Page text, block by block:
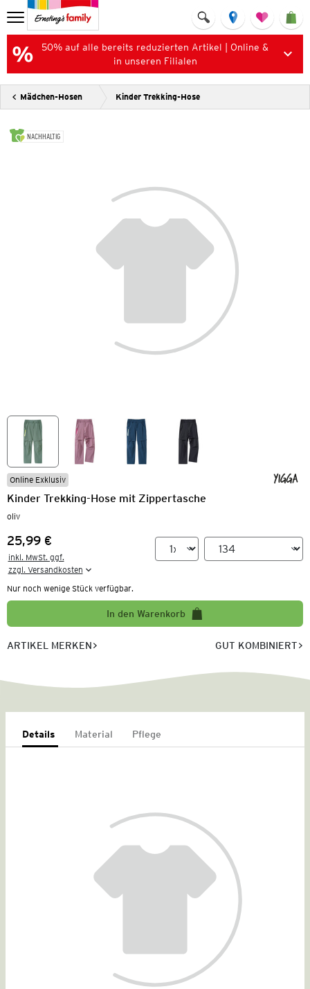
50% auf alle bereits reduzierten Artikel | Online &
in unseren Filialen
Mädchen-Hosen Kinder Trekking-Hose
NACHHALTIG
Online Exklusiv
Kinder Trekking-Hose mit Zippertasche
oliv
Preis:
25,99 €
inkl. MwSt. ggf.
zzgl. Versandkosten
Nur noch wenige Stück verfügbar.
In den Warenkorb
ARTIKEL MERKEN GUT KOMBINIERT
Details Material Pflege